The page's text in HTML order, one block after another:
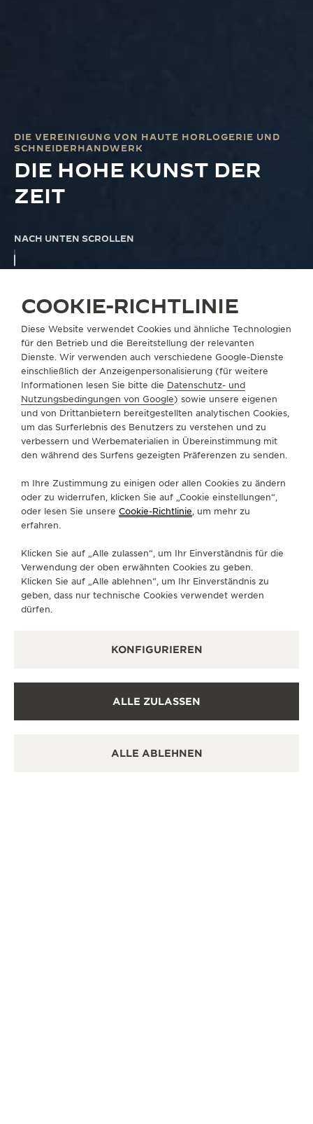
DIE VEREINIGUNG VON HAUTE HORLOGERIE UND
SCHNEIDERHANDWERK
DIE HOHE KUNST DER
ZEIT
NACH UNTEN SCROLLEN
DIE HOHE KUNST DER ZEIT
DIE KAMPAGNE
DIE HOHE KUNST DER ZEIT
Die Technik, die Auswahl feinster Materialien und
das erforderliche Fingerspitzengefühl machen das
Schneiderhandwerk zu einem Kunstwerk und zu
Auge geschätzt wird.
Bei der hohen Kunst der Zeit werden dieselben
der Lage, außergewöhnliche Schmuckuhren und
akribisch gearbeitete durchbrochene Zifferblätter
zu entwerfen. Ein wahres Kunststück, das die
Reverso verkörpert, bei der zwei Zeigersätze, die
COOKIE-RICHTLINIE
Diese Website verwendet Cookies und ähnliche Technologien
für den Betrieb und die Bereitstellung der relevanten
Dienste. Wir verwenden auch verschiedene Google-Dienste
einschließlich der Anzeigenpersonalisierung (für weitere
Informationen lesen Sie bitte die Datenschutz- und
Nutzungsbedingungen von Google) sowie unsere eigenen
und von Drittanbietern bereitgestellten analytischen Cookies,
um das Surferlebnis des Benutzers zu verstehen und zu
verbessern und Werbematerialien in Übereinstimmung mit
den während des Surfens gezeigten Präferenzen zu senden.
m Ihre Zustimmung zu einigen oder allen Cookies zu ändern
oder zu widerrufen, klicken Sie auf „Cookie einstellungen“,
oder lesen Sie unsere Cookie-Richtlinie, um mehr zu
erfahren.
Klicken Sie auf „Alle zulassen“, um Ihr Einverständnis für die
Verwendung der oben erwähnten Cookies zu geben.
Klicken Sie auf „Alle ablehnen“, um Ihr Einverständnis zu
geben, dass nur technische Cookies verwendet werden
dürfen.
KONFIGURIEREN
ALLE ZULASSEN
ALLE ABLEHNEN